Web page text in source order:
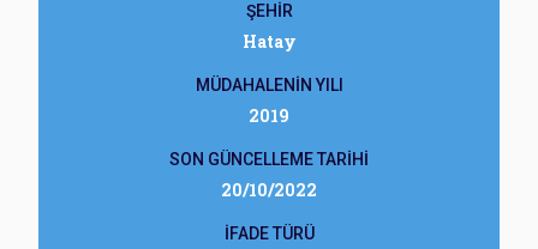
ŞEHİR
Hatay
MÜDAHALENİN YILI
2019
SON GÜNCELLEME TARİHİ
20/10/2022
İFADE TÜRÜ